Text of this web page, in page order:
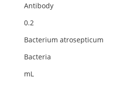
Antibody
0.2
Bacterium atrosepticum
Bacteria
mL